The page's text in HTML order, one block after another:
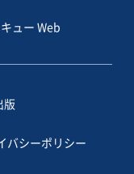
ュー Web
版
バシーポリシー